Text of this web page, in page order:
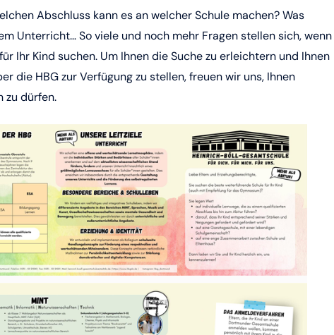
Abschluss kann es an welcher Schule machen? Was
Unterricht… So viele und noch mehr Fragen stellen sich, wenn
Ihr Kind suchen. Um Ihnen die Suche zu erleichtern und Ihnen
die HBG zur Verfügung zu stellen, freuen wir uns, Ihnen
zu dürfen.